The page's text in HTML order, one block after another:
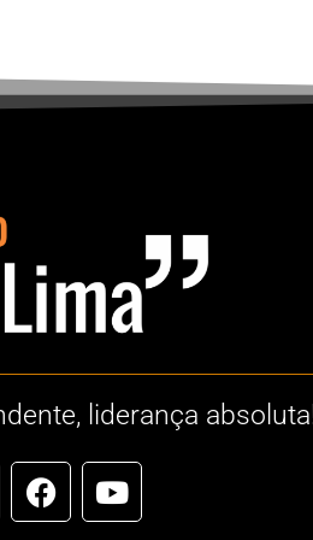
liderança